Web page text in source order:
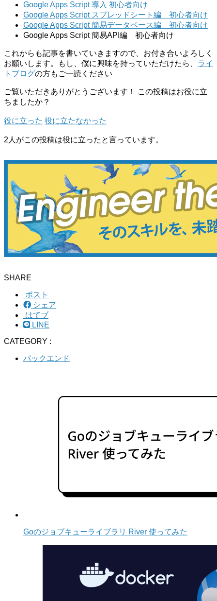
Google Apps Script 導入 初心者向け
Google Apps Script スプレッドシート編 初心者向け
Google Apps Script 簡易データベース編 初心者向け
Google Apps Script 簡易API編 初心者向け
これからも記事を書いていきますので、お付き合いよろしく
お願いします。もし、僕に興味を持っていただけたら、 ライ
トブログの方もご一読ください
ご覧いただきありがとうございます！
この投稿はお役に立
ちましたか？
役に立った 役に立たなかった
2人がこの投稿は役に立ったと言っています。
SHARE
ポスト
シェア
はてブ
LINE
CATEGORY :
バックエンド
Goのジョブキューライブラリ River 使ってみた